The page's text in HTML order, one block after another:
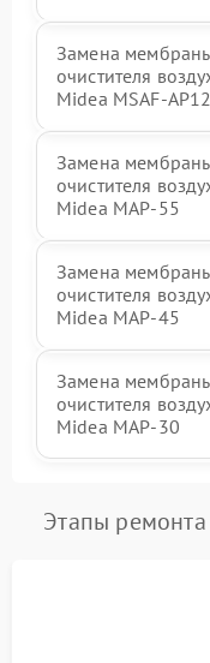
Замена
очистителя
Midea MSAF-
Замена
очистителя
Midea MAP-55
Замена
очистителя
Midea MAP-45
Замена
очистителя
Midea MAP-30
Этапы ремонта